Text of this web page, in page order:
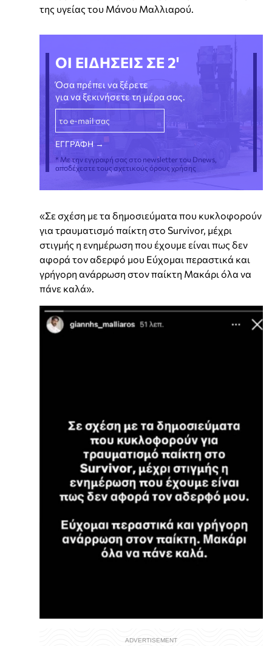
της υγείας του Μάνου Μαλλιαρού.
ΟΙ ΕΙΔΗΣΕΙΣ ΣΕ 2'
Όσα πρέπει να ξέρετε
για να ξεκινήσετε τη μέρα σας.
* Με την εγγραφή σας στο newsletter του Dnews,
αποδέχεστε τους σχετικούς όρους χρήσης
«Σε σχέση με τα δημοσιεύματα που κυκλοφορούν
για τραυματισμό παίκτη στο Survivor, μέχρι
στιγμής η ενημέρωση που έχουμε είναι πως δεν
αφορά τον αδερφό μου Εύχομαι περαστικά και
γρήγορη ανάρρωση στον παίκτη Μακάρι όλα να
πάνε καλά».